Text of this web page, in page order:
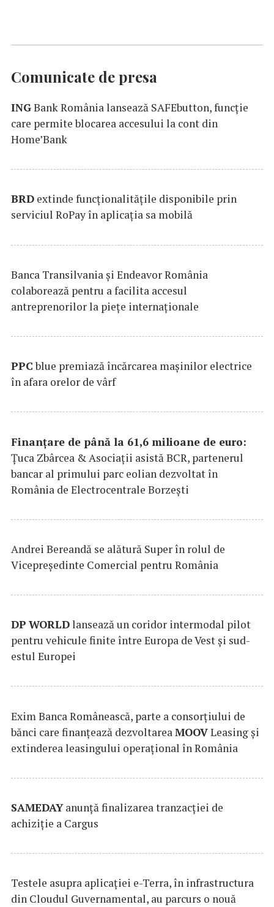
Comunicate de presa
INGBank România lansează SAFEbutton, funcţie
care permite blocarea accesului la cont din
Home’Bank
BRD extinde funcţionalităţile disponibile prin
serviciul RoPay în aplicaţia sa mobilă
Banca Transilvania şi Endeavor România
colaborează pentru a facilita accesul
antreprenorilor la pieţe internaţionale
PPCblue premiază încărcarea maşinilor electrice
în afara orelor de vârf
Finanțare de până la 61,6 milioane de euro:
Țuca Zbârcea & Asociații asistă BCR, partenerul
bancar al primului parc eolian dezvoltat în
România de Electrocentrale Borzești
Andrei Bereandă se alătură Super în rolul de
Vicepreședinte Comercial pentru România
DP WORLDlansează un coridor intermodal pilot
pentru vehicule finite între Europa de Vest și sud-
estul Europei
Exim Banca Românească, parte a consorțiului de
bănci care finanțează dezvoltareaMOOVLeasing și
extinderea leasingului operațional în România
SAMEDAYanunță finalizarea tranzacției de
achiziție a Cargus
Testele asupra aplicaţiei e-Terra, în infrastructura
din Cloudul Guvernamental, au parcurs o nouă